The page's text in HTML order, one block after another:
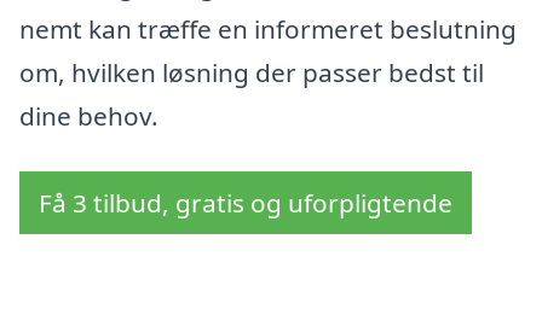
nemt kan træffe en informeret beslutning
om, hvilken løsning der passer bedst til
dine behov.
Få 3 tilbud, gratis og uforpligtende